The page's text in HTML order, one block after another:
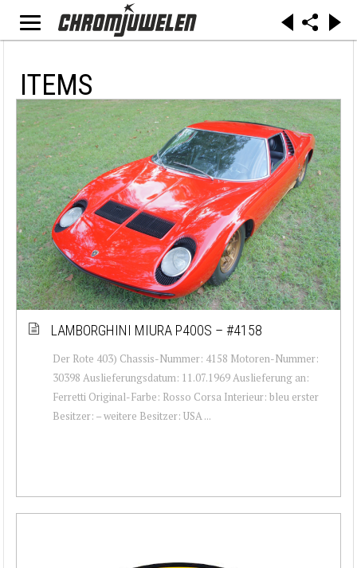
ITEMS
LAMBORGHINI MIURA P400S – #4158
Der Rote 403) Chassis-Nummer: 4158 Motoren-Nummer:
30398 Auslieferungsdatum: 11.07.1969 Auslieferung an:
Ferretti Original-Farbe: Rosso Corsa Interieur: bleu erster
Besitzer: – weitere Besitzer: USA ...